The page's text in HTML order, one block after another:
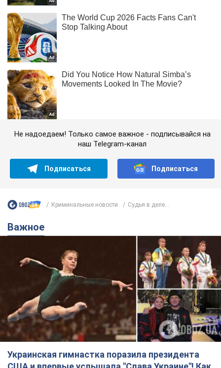
Не надоедаем! Только самое важное - подписывайся на
наш Telegram-канал
Подписаться Подписаться
Криминальные новости Судья в деле...
Важное
Украинская гимнастка поразила президента